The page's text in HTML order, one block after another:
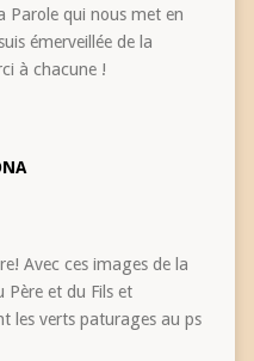
Parole qui nous met en
émerveillée de la
à chacune !
Avec ces images de la
et du Fils et
les verts paturages au ps